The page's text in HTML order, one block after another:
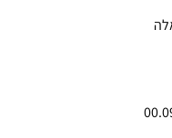
(00.09-00.13